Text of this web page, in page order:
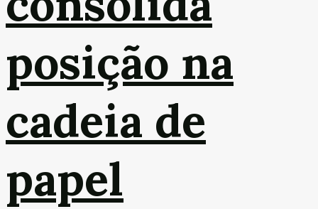
posição na
cadeia de
papel